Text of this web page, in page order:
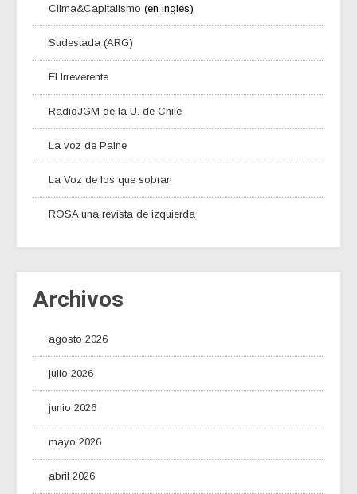
Clima&Capitalismo (en inglés)
Sudestada (ARG)
El Irreverente
RadioJGM de la U. de Chile
La voz de Paine
La Voz de los que sobran
ROSA una revista de izquierda
Archivos
agosto 2026
julio 2026
junio 2026
mayo 2026
abril 2026